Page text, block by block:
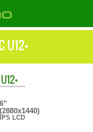
U12+
U12+
6"
(2880x1440)
IPS LCD